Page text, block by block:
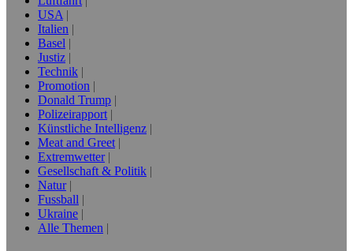
USA
Italien
Basel
Justiz
Technik
Promotion
Donald Trump
Polizeirapport
Künstliche Intelligenz
Meat and Greet
Extremwetter
Gesellschaft & Politik
Natur
Fussball
Ukraine
Alle Themen